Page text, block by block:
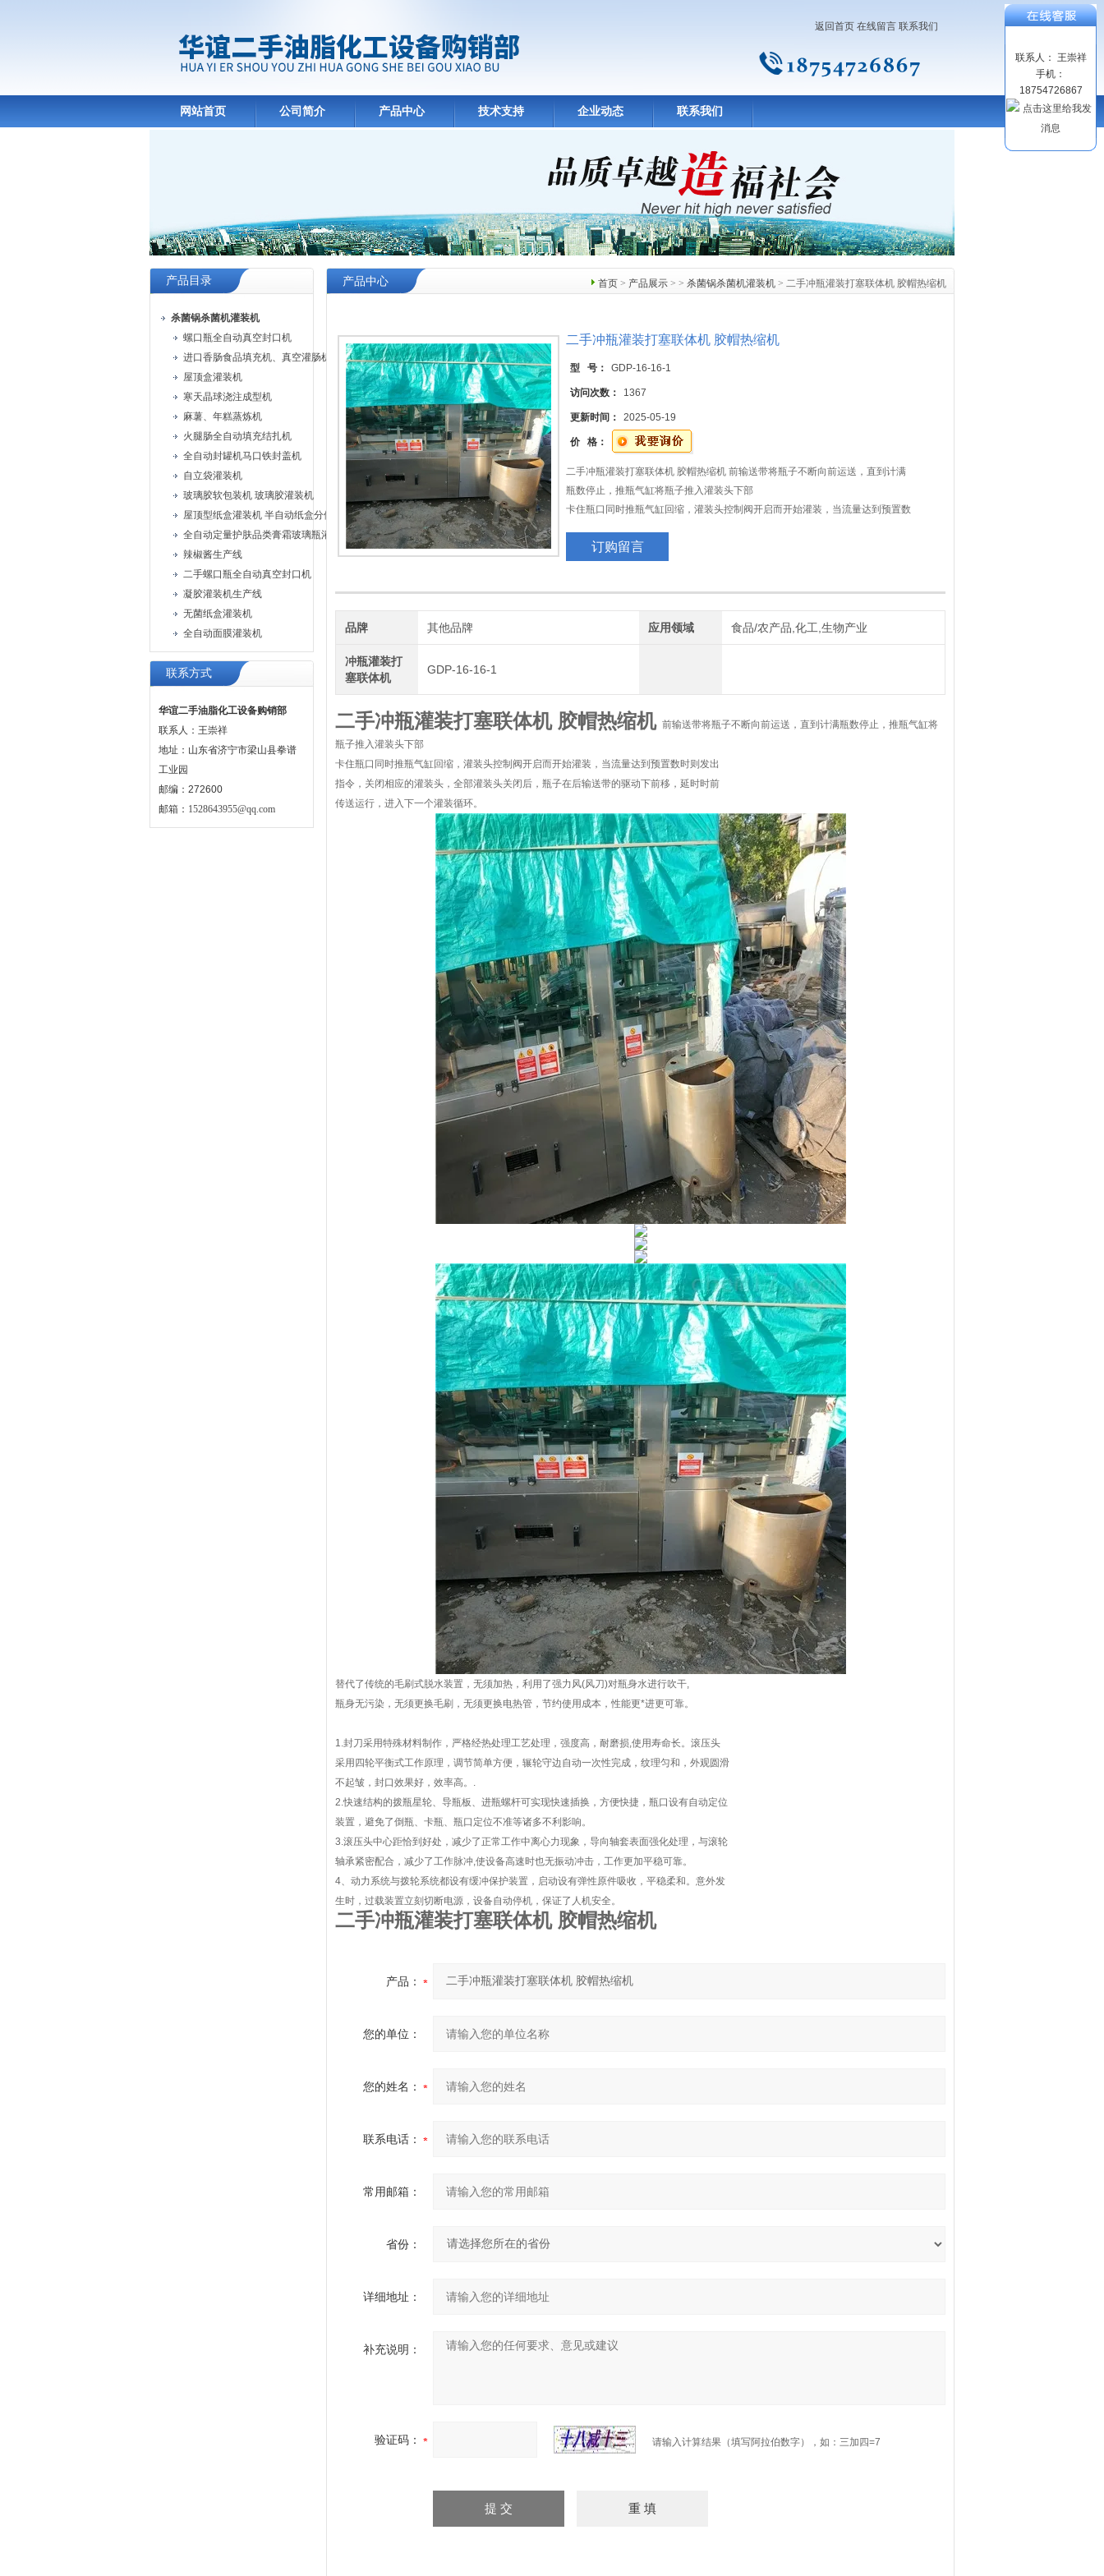
返回首页 在线留言 联系我们
网站首页 公司简介 产品中心 技术支持 企业动态 联系我们
产品目录
杀菌锅杀菌机灌装机
螺口瓶全自动真空封口机
进口香肠食品填充机、真空灌肠机
屋顶盒灌装机
寒天晶球浇注成型机
麻薯、年糕蒸炼机
火腿肠全自动填充结扎机
全自动封罐机马口铁封盖机
自立袋灌装机
玻璃胶软包装机 玻璃胶灌装机
屋顶型纸盒灌装机 半自动纸盒分体灌装机
全自动定量护肤品类膏霜玻璃瓶灌装旋盖机
辣椒酱生产线
二手螺口瓶全自动真空封口机
凝胶灌装机生产线
无菌纸盒灌装机
全自动面膜灌装机
联系方式
华谊二手油脂化工设备购销部
联系人：王崇祥
地址：山东省济宁市梁山县拳谱
工业园
邮编：272600
邮箱： 1528643955@qq.com
首页 > 产品展示 > > 杀菌锅杀菌机灌装机 > 二手冲瓶灌装打塞联体机 胶帽热缩机
产品中心
二手冲瓶灌装打塞联体机 胶帽热缩机
型 号： GDP-16-16-1
访问次数： 1367
更新时间： 2025-05-19
价 格：
二手冲瓶灌装打塞联体机 胶帽热缩机 前输送带将瓶子不断向前运送，直到计满
瓶数停止，推瓶气缸将瓶子推入灌装头下部
卡住瓶口同时推瓶气缸回缩，灌装头控制阀开启而开始灌装，当流量达到预置数
指令，关闭相应的灌装头，全部灌装头关闭后，瓶子在后输送带的驱动下前移，
订购留言
品牌 其他品牌 应用领域 食品/农产品,化工,生物产业
冲瓶灌装打
塞联体机
GDP-16-16-1
二手冲瓶灌装打塞联体机 胶帽热缩机 前输送带将瓶子不断向前运送，直到计满瓶数停止，推瓶气缸将
瓶子推入灌装头下部
卡住瓶口同时推瓶气缸回缩，灌装头控制阀开启而开始灌装，当流量达到预置数时则发出
指令，关闭相应的灌装头，全部灌装头关闭后，瓶子在后输送带的驱动下前移，延时时前
传送运行，进入下一个灌装循环。
替代了传统的毛刷式脱水装置，无须加热，利用了强力风(风刀)对瓶身水进行吹干,
瓶身无污染，无须更换毛刷，无须更换电热管，节约使用成本，性能更*进更可靠。
1.封刀采用特殊材料制作，严格经热处理工艺处理，强度高，耐磨损,使用寿命长。滚压头
采用四轮平衡式工作原理，调节简单方便，辗轮守边自动一次性完成，纹理匀和，外观圆滑
不起皱，封口效果好，效率高。.
2.快速结构的拨瓶星轮、导瓶板、进瓶螺杆可实现快速插换，方便快捷，瓶口设有自动定位
装置，避免了倒瓶、卡瓶、瓶口定位不准等诸多不利影响。
3.滚压头中心距恰到好处，减少了正常工作中离心力现象，导向轴套表面强化处理，与滚轮
轴承紧密配合，减少了工作脉冲,使设备高速时也无振动冲击，工作更加平稳可靠。
4、动力系统与拨轮系统都设有缓冲保护装置，启动设有弹性原件吸收，平稳柔和。意外发
生时，过载装置立刻切断电源，设备自动停机，保证了人机安全。
二手冲瓶灌装打塞联体机 胶帽热缩机
产品：
您的单位：
您的姓名：
联系电话：
常用邮箱：
省份：
详细地址：
补充说明：
验证码： 请输入计算结果（填写阿拉伯数字），如：三加四=7
联系人： 王崇祥
手机：
18754726867